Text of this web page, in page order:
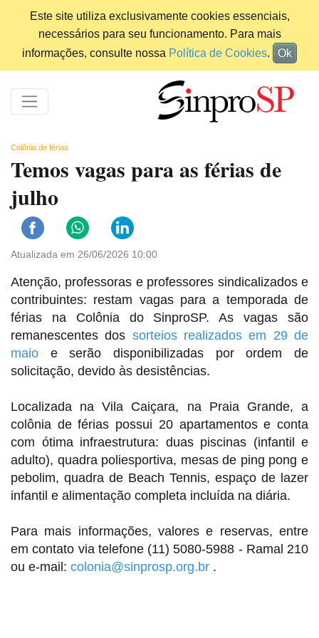
Este site utiliza exclusivamente cookies essenciais,
necessários para seu funcionamento. Para mais
informações, consulte nossa Política de Cookies. Ok
Colônia de férias
Temos vagas para as férias de
julho
Atualizada em 26/06/2026 10:00
Atenção, professoras e professores sindicalizados e
contribuintes: restam vagas para a temporada de
férias na Colônia do SinproSP. As vagas são
remanescentes dos sorteios realizados em 29 de
maio e serão disponibilizadas por ordem de
solicitação, devido às desistências.
Localizada na Vila Caiçara, na Praia Grande, a
colônia de férias possui 20 apartamentos e conta
com ótima infraestrutura: duas piscinas (infantil e
adulto), quadra poliesportiva, mesas de ping pong e
pebolim, quadra de Beach Tennis, espaço de lazer
infantil e alimentação completa incluída na diária.
Para mais informações, valores e reservas, entre
em contato via telefone (11) 5080-5988 - Ramal 210
ou e-mail: colonia@sinprosp.org.br .